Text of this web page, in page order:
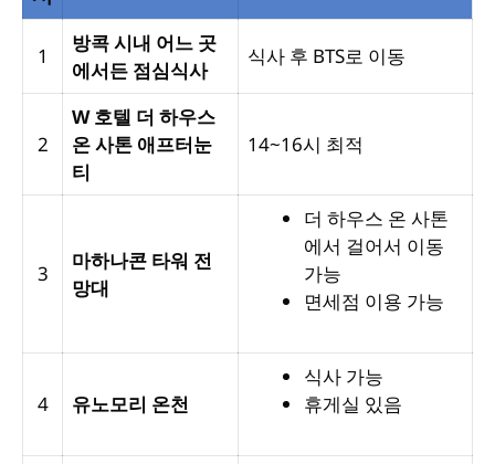
1
방콕 시내 어느 곳
에서든 점심식사
식사 후 BTS로 이동
2
W 호텔 더 하우스
온 사톤 애프터눈
티
14~16시 최적
3
마하나콘 타워 전
망대
더 하우스 온 사톤
에서 걸어서 이동
가능
면세점 이용 가능
4 유노모리 온천
식사 가능
휴게실 있음